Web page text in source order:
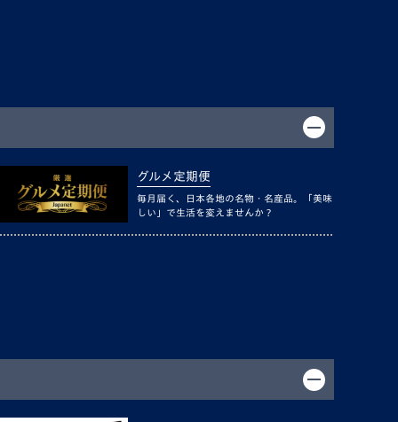
グルメ定期便
毎月届く、日本各地の名物・名産品。「美味
しい」で生活を変えませんか？